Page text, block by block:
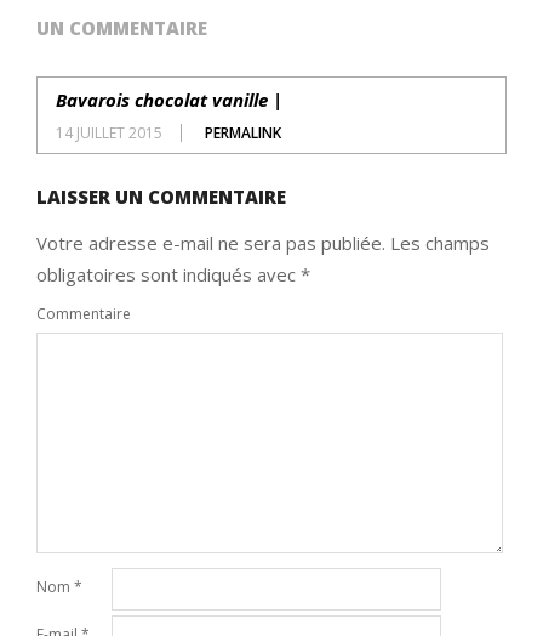
UN COMMENTAIRE
Bavarois chocolat vanille |
14 JUILLET 2015 PERMALINK
LAISSER UN COMMENTAIRE
Votre adresse e-mail ne sera pas publiée. Les champs
obligatoires sont indiqués avec *
Commentaire
Nom *